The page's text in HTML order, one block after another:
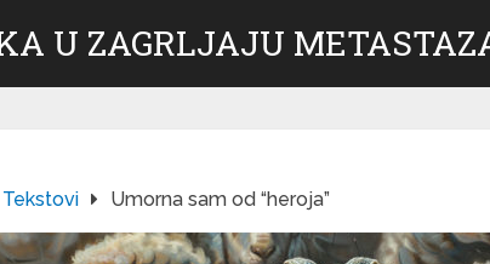
U ZAGRLJAJU
Tekstovi Umorna sam od “heroja”